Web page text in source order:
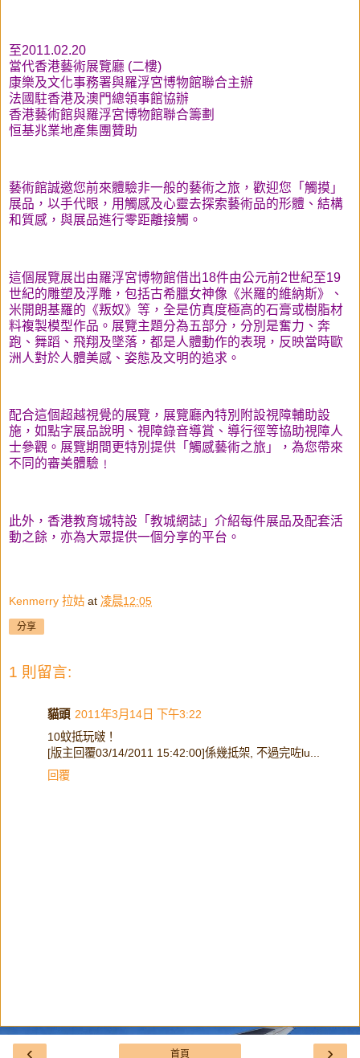
至2011.02.20
當代香港藝術展覽廳 (二樓)
康樂及文化事務署與羅浮宮博物館聯合主辦
法國駐香港及澳門總領事館協辦
香港藝術館與羅浮宮博物館聯合籌劃
恒基兆業地產集團贊助
藝術館誠邀您前來體驗非一般的藝術之旅，歡迎您「觸摸」
展品，以手代眼，用觸感及心靈去探索藝術品的形體、結構
和質感，與展品進行零距離接觸。
這個展覽展出由羅浮宮博物館借出18件由公元前2世紀至19
世紀的雕塑及浮雕，包括古希臘女神像《米羅的維納斯》、
米開朗基羅的《叛奴》等，全是仿真度極高的石膏或樹脂材
料複製模型作品。展覽主題分為五部分，分別是奮力、奔
跑、舞蹈、飛翔及墜落，都是人體動作的表現，反映當時歐
洲人對於人體美感、姿態及文明的追求。
配合這個超越視覺的展覽，展覽廳內特別附設視障輔助設
施，如點字展品說明、視障錄音導賞、導行徑等協助視障人
士參觀。展覽期間更特別提供「觸感藝術之旅」，為您帶來
不同的審美體驗﹗
此外，香港教育城特設「教城網誌」介紹每件展品及配套活
動之餘，亦為大眾提供一個分享的平台。
Kenmerry 拉姑 at 凌晨12:05
分享
1 則留言:
貓頭 2011年3月14日 下午3:22
10蚊抵玩啵！
[版主回覆03/14/2011 15:42:00]係幾抵架, 不過完咗lu...
回覆
‹ ›
首頁